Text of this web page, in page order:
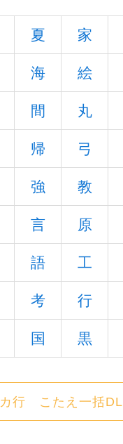
夏 家
海 絵
間 丸
帰 弓
強 教
言 原
語 工
考 行
国 黒
カ行 こたえ一括DL